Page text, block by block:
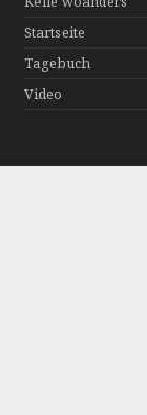
Startseite
Tagebuch
Video